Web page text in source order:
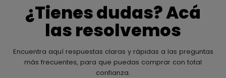
¿Tienes dudas? Acá
las resolvemos
Encuentra aquí respuestas claras y rápidas a las preguntas
más frecuentes, para que puedas comprar con total
confianza.